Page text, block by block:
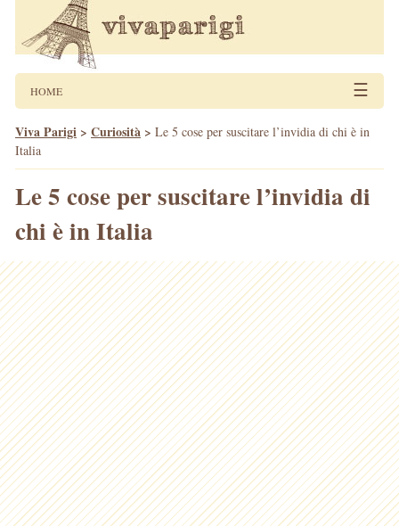
HOME ☰
Viva Parigi > Curiosità > Le 5 cose per suscitare l’invidia di chi è in
Italia
Le 5 cose per suscitare l’invidia di
chi è in Italia